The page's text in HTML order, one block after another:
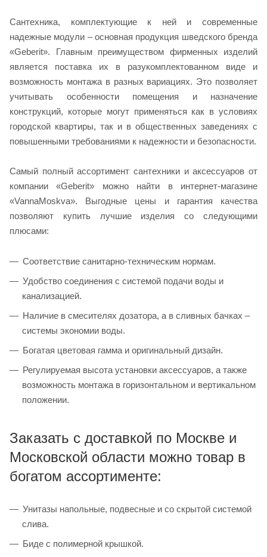
Сантехника, комплектующие к ней и современные
надежные модули – основная продукция шведского бренда
«Geberit». Главным преимуществом фирменных изделий
является поставка их в разукомплектованном виде и
возможность монтажа в разных вариациях. Это позволяет
учитывать особенности помещения и назначение
конструкций, которые могут применяться как в условиях
городской квартиры, так и в общественных заведениях с
повышенными требованиями к надежности и безопасности.
Самый полный ассортимент сантехники и аксессуаров от
компании «Geberit» можно найти в интернет-магазине
«VannaMoskva». Выгодные цены и гарантия качества
позволяют купить лучшие изделия со следующими
плюсами:
Соответствие санитарно-техническим нормам.
Удобство соединения с системой подачи воды и
канализацией.
Наличие в смесителях дозатора, а в сливных бачках –
системы экономии воды.
Богатая цветовая гамма и оригинальный дизайн.
Регулируемая высота установки аксессуаров, а также
возможность монтажа в горизонтальном и вертикальном
положении.
Заказать с доставкой по Москве и
Московской области можно товар в
богатом ассортименте:
Унитазы напольные, подвесные и со скрытой системой
слива.
Биде с полимерной крышкой.